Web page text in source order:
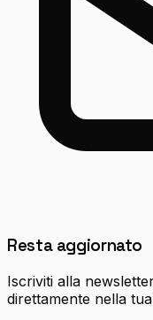
Resta aggiornato
Iscriviti alla
direttamente nella